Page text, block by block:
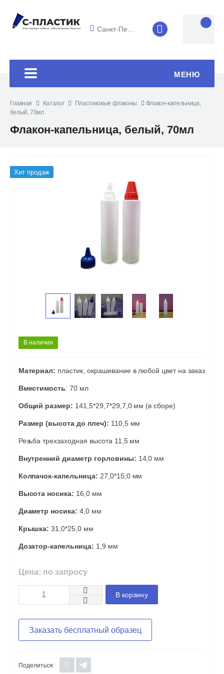
Санкт-Петербург 8 (4852) 33-
МЕНЮ
Главная Каталог Пластиковые флаконы
Флакон-капельница,
белый, 70мл
Флакон-капельница, белый, 70мл
Хит продаж
В наличии
Материал: пластик, окрашивание в любой цвет на заказ
Вместимость: 70 мл
Общий размер: 141,5*29,7*29,7,0 мм (в сборе)
Размер (высота до плеч): 110,5 мм
Резьба трехзаходная высота 11,5 мм
Внутренний диаметр горловины: 14,0 мм
Колпачок-капельница: 27,0*15,0 мм
Высота носика: 16,0 мм
Диаметр носика: 4,0 мм
Крышка: 31,0*25,0 мм
Дозатор-капельница: 1,9 мм
Цена: по запросу
В корзину
Заказать бесплатный образец
Поделиться: